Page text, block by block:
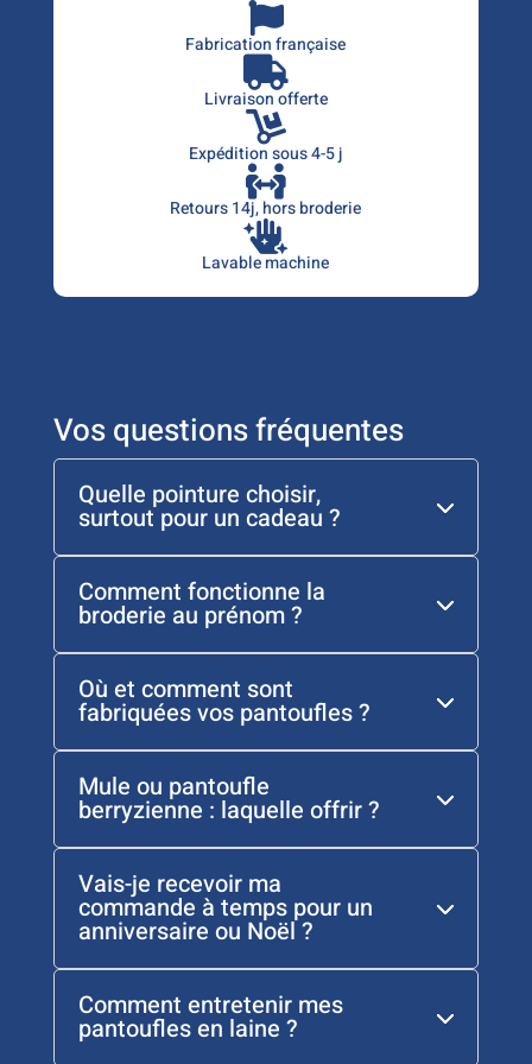

Fabrication française

Livraison offerte

Expédition sous 4-5 j

Retours 14j,hors broderie

Lavable machine
Vos questions fréquentes
Quelle pointure choisir,
surtout pour un cadeau ?
Comment fonctionne la
broderie au prénom ?
Où et comment sont
fabriquées vos pantoufles ?
Mule ou pantoufle
berryzienne : laquelle offrir ?
Vais-je recevoir ma
commande à temps pour un
anniversaire ou Noël ?
Comment entretenir mes
pantoufles en laine ?